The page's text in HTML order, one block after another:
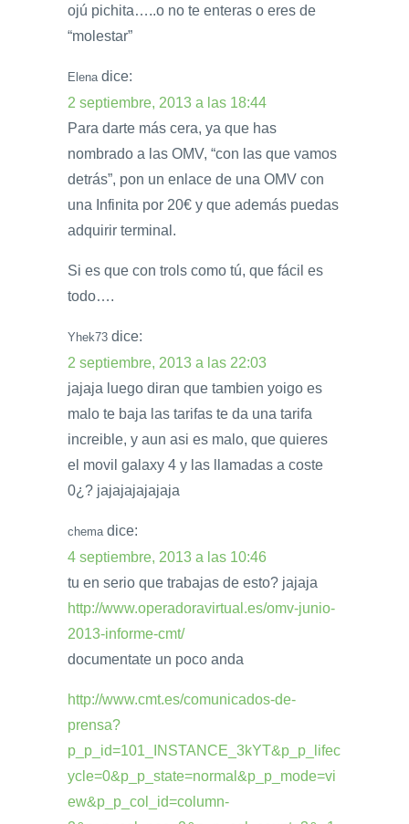
ojú pichita…..o no te enteras o eres de
“molestar”
Elena dice:
2 septiembre, 2013 a las 18:44
Para darte más cera, ya que has
nombrado a las OMV, “con las que vamos
detrás”, pon un enlace de una OMV con
una Infinita por 20€ y que además puedas
adquirir terminal.
Si es que con trols como tú, que fácil es
todo….
Yhek73 dice:
2 septiembre, 2013 a las 22:03
jajaja luego diran que tambien yoigo es
malo te baja las tarifas te da una tarifa
increible, y aun asi es malo, que quieres
el movil galaxy 4 y las llamadas a coste
0¿? jajajajajajaja
chema dice:
4 septiembre, 2013 a las 10:46
tu en serio que trabajas de esto? jajaja
http://www.operadoravirtual.es/omv-junio-
2013-informe-cmt/
documentate un poco anda
http://www.cmt.es/comunicados-de-
prensa?
p_p_id=101_INSTANCE_3kYT&p_p_lifec
ycle=0&p_p_state=normal&p_p_mode=vi
ew&p_p_col_id=column-